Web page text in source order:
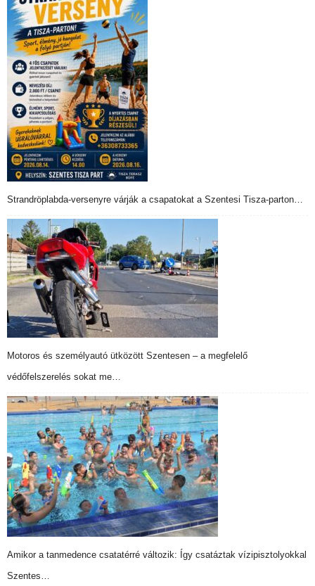
Strandröplabda-versenyre várják a csapatokat a Szentesi Tisza-parton…
Motoros és személyautó ütközött Szentesen – a megfelelő
védőfelszerelés sokat me…
Amikor a tanmedence csatatérré változik: Így csatáztak vízipisztolyokkal
Szentes…